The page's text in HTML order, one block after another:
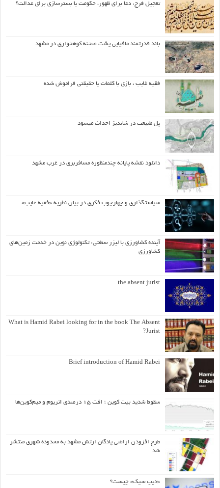
تعجیل فرج: دعا برای ظهور، حکومت یا بسترسازی برای عدالت؟
باند قدرتمند مافیایی پشت صحنه کوهخواری در مشهد
فقیه غایب ، بازی با کلمات یا حقیقتی فراموش شده
پل طبیعت در شاندیز احداث میشود
دانلود نقشه پایانه چندمنظوره مسافربری در غرب مشهد
سیاستگذاری و چهارچوب فکری در بیان نظریه «فقیه غایب»
آینده کشاورزی با لیزر سطحی: تکنولوژی نوین در خدمت زمین‌های
کشاورزی
the absent jurist
What is Hamid Rabei looking for in the book The Absent
Jurist?
Brief introduction of Hamid Rabei
سقوط شدید بیت کوین ؛ افت ۱۵ درصدی اتریوم و میم‌کوین‌ها
طرح افزودن اراضی پادگان ارتش مشهد به محدوده شهری منتشر
شد
«دیپ سیک» چیست؟